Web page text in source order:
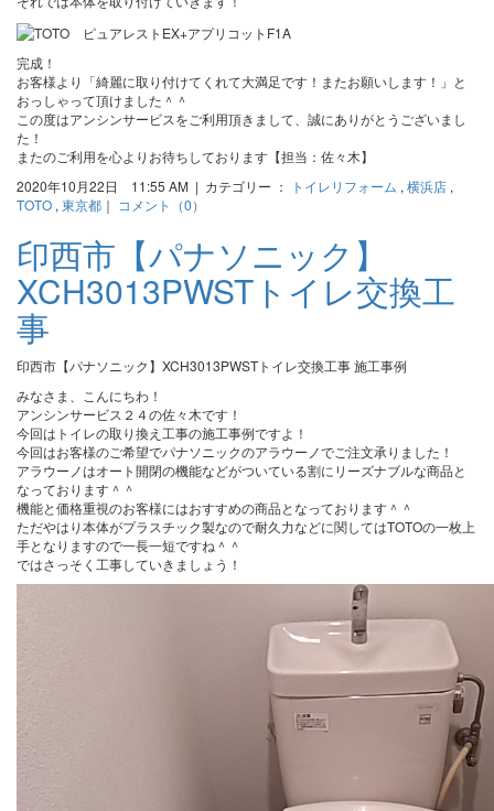
完成！
お客様より「綺麗に取り付けてくれて大満足です！またお願いします！」と
おっしゃって頂けました＾＾
この度はアンシンサービスをご利用頂きまして、誠にありがとうございまし
た！
またのご利用を心よりお待ちしております【担当：佐々木】
2020年10月22日 11:55 AM | カテゴリー ：
トイレリフォーム , 横浜店 ,
TOTO , 東京都 ｜ コメント（0）
印西市【パナソニック】
XCH3013PWSTトイレ交換工
事
印西市【パナソニック】XCH3013PWSTトイレ交換工事 施工事例
みなさま、こんにちわ！
アンシンサービス２４の佐々木です！
今回はトイレの取り換え工事の施工事例ですよ！
今回はお客様のご希望でパナソニックのアラウーノでご注文承りました！
アラウーノはオート開閉の機能などがついている割にリーズナブルな商品と
なっております＾＾
機能と価格重視のお客様にはおすすめの商品となっております＾＾
ただやはり本体がプラスチック製なので耐久力などに関してはTOTOの一枚上
手となりますので一長一短ですね＾＾
ではさっそく工事していきましょう！